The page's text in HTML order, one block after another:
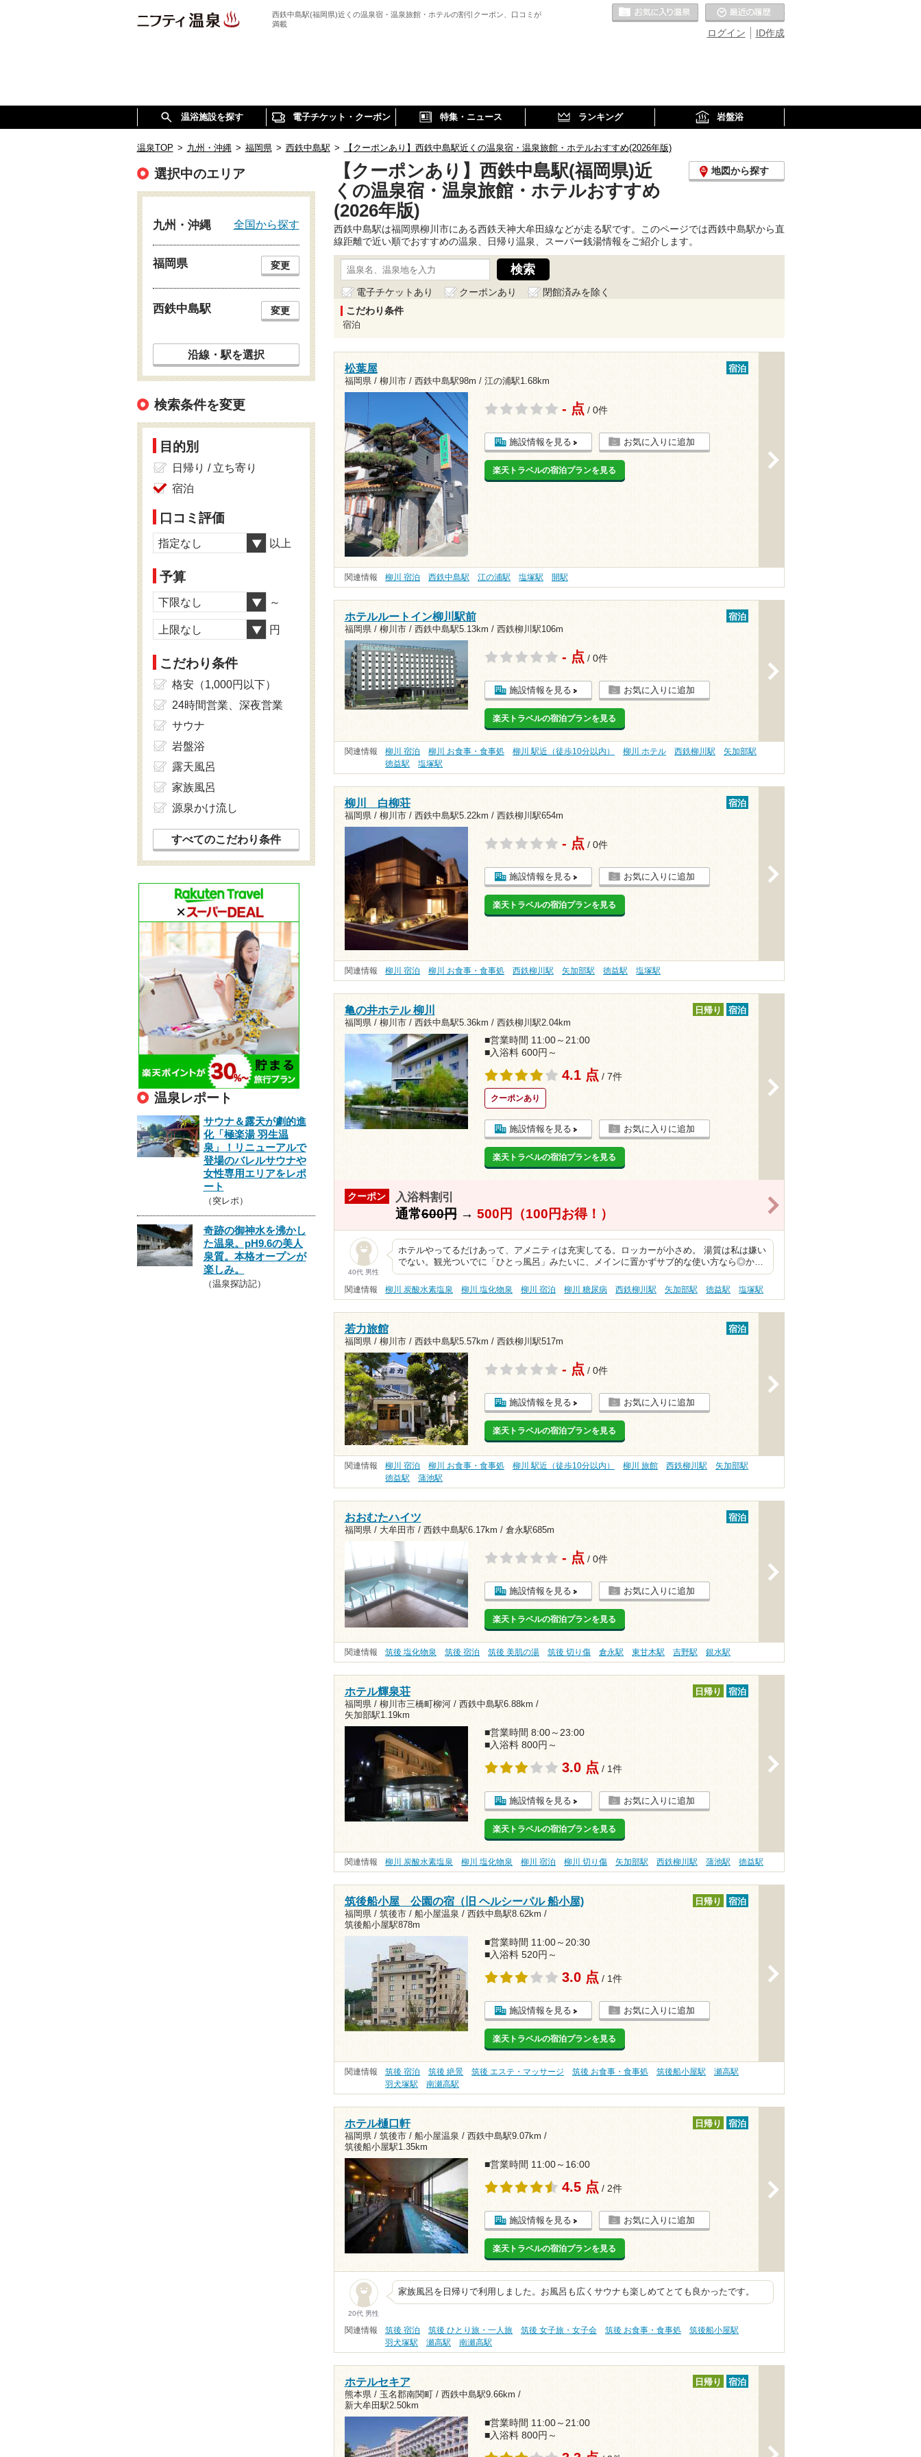
西鉄中島駅(福岡県)近くの温泉宿・温泉旅館・ホテルの割引クーポン、口コミが
満載
ID作成
ログイン
お気に入りの温泉
温浴施設を探す 電子チケット・クーポン 特集・ニュース ランキング 岩盤浴
温泉TOP > 九州・沖縄 > 福岡県 > 西鉄中島駅 > 【クーポンあり】西鉄中島駅近くの温泉宿・温泉旅館・ホテルおすすめ(2026年版)
【クーポンあり】西鉄中島駅(福岡県)近
くの温泉宿・温泉旅館・ホテルおすすめ
(2026年版)
地図から探す
西鉄中島駅は福岡県柳川市にある西鉄天神大牟田線などが走る駅です。このページでは西鉄中島駅から直
線距離で近い順でおすすめの温泉、日帰り温泉、スーパー銭湯情報をご紹介します。
電子チケットあり クーポンあり
閉館済みを除く
こだわり条件
宿泊
松葉屋
福岡県 / 柳川市 / 西鉄中島駅98m / 江の浦駅1.68km
宿泊
- 点 / 0件
施設情報を見る お気に入りに追加
楽天トラベルの宿泊プランを見る
関連情報 柳川 宿泊 西鉄中島駅 江の浦駅 塩塚駅 開駅
ホテルルートイン柳川駅前
福岡県 / 柳川市 / 西鉄中島駅5.13km / 西鉄柳川駅106m
宿泊
- 点 / 0件
施設情報を見る お気に入りに追加
楽天トラベルの宿泊プランを見る
関連情報 柳川 宿泊 柳川 お食事・食事処 柳川 駅近（徒歩10分以内） 柳川 ホテル 西鉄柳川駅
矢加部駅
徳益駅
塩塚駅
柳川 白柳荘
福岡県 / 柳川市 / 西鉄中島駅5.22km / 西鉄柳川駅654m
宿泊
- 点 / 0件
施設情報を見る お気に入りに追加
楽天トラベルの宿泊プランを見る
関連情報 柳川 宿泊 柳川 お食事・食事処 西鉄柳川駅 矢加部駅 徳益駅 塩塚駅
亀の井ホテル 柳川
福岡県 / 柳川市 / 西鉄中島駅5.36km / 西鉄柳川駅2.04km
日帰り 宿泊
■営業時間 11:00～21:00
■入浴料 600円～
4.1 点 / 7件
クーポンあり
施設情報を見る お気に入りに追加
楽天トラベルの宿泊プランを見る
クーポン 入浴料割引
通常600円→ 500円（100円お得！）
40代 男性
ホテルやってるだけあって、アメニティは充実してる。ロッカーが小さめ。 湯質は私は嫌い
でない。観光ついでに「ひとっ風呂」みたいに、メインに置かずサブ的な使い方なら◎か…
関連情報 柳川 炭酸水素塩泉 柳川 塩化物泉 柳川 宿泊 柳川 糖尿病 西鉄柳川駅 矢加部駅 徳益駅 塩塚駅
若力旅館
福岡県 / 柳川市 / 西鉄中島駅5.57km / 西鉄柳川駅517m
宿泊
- 点 / 0件
施設情報を見る お気に入りに追加
楽天トラベルの宿泊プランを見る
関連情報 柳川 宿泊 柳川 お食事・食事処 柳川 駅近（徒歩10分以内） 柳川 旅館 西鉄柳川駅
矢加部駅
徳益駅
蒲池駅
おおむたハイツ
福岡県 / 大牟田市 / 西鉄中島駅6.17km / 倉永駅685m
宿泊
- 点 / 0件
施設情報を見る お気に入りに追加
楽天トラベルの宿泊プランを見る
関連情報 筑後 塩化物泉 筑後 宿泊 筑後 美肌の湯 筑後 切り傷 倉永駅 東甘木駅 吉野駅 銀水駅
ホテル輝泉荘
福岡県 / 柳川市三橋町柳河 / 西鉄中島駅6.88km /
矢加部駅1.19km
日帰り 宿泊
■営業時間 8:00～23:00
■入浴料 800円～
3.0 点 / 1件
施設情報を見る お気に入りに追加
楽天トラベルの宿泊プランを見る
関連情報 柳川 炭酸水素塩泉 柳川 塩化物泉 柳川 宿泊 柳川 切り傷 矢加部駅 西鉄柳川駅 蒲池駅 徳益駅
筑後船小屋 公園の宿（旧 ヘルシーパル 船小屋)
福岡県 / 筑後市 / 船小屋温泉 / 西鉄中島駅8.62km /
筑後船小屋駅878m
日帰り 宿泊
■営業時間 11:00～20:30
■入浴料 520円～
3.0 点 / 1件
施設情報を見る お気に入りに追加
楽天トラベルの宿泊プランを見る
関連情報 筑後 宿泊 筑後 絶景 筑後 エステ・マッサージ 筑後 お食事・食事処 筑後船小屋駅
瀬高駅
羽犬塚駅
南瀬高駅
ホテル樋口軒
福岡県 / 筑後市 / 船小屋温泉 / 西鉄中島駅9.07km /
筑後船小屋駅1.35km
日帰り 宿泊
■営業時間 11:00～16:00
4.5 点 / 2件
施設情報を見る お気に入りに追加
楽天トラベルの宿泊プランを見る
20代 男性
家族風呂を日帰りで利用しました。お風呂も広くサウナも楽しめてとても良かったです。
関連情報 筑後 宿泊 筑後 ひとり旅・一人旅 筑後 女子旅・女子会 筑後 お食事・食事処
筑後船小屋駅
羽犬塚駅
瀬高駅 南瀬高駅
ホテルセキア
熊本県 / 玉名郡南関町 / 西鉄中島駅9.66km /
新大牟田駅2.50km
日帰り 宿泊
■営業時間 11:00～21:00
■入浴料 800円～
選択中のエリア
九州・沖縄 全国から探す
福岡県 変更
西鉄中島駅 変更
沿線・駅を選択
検索条件を変更
目的別
日帰り / 立ち寄り
宿泊
口コミ評価
指定なし 以上
予算
下限なし ～
上限なし 円
こだわり条件
格安（1,000円以下）
24時間営業、深夜営業
サウナ
岩盤浴
露天風呂
家族風呂
源泉かけ流し
すべてのこだわり条件
温泉レポート
サウナ＆露天が劇的進
化「極楽湯 羽生温
泉」！リニューアルで
登場のバレルサウナや
女性専用エリアをレポ
ート
（突レポ）
奇跡の御神水を沸かし
た温泉。pH9.6の美人
泉質。本格オープンが
楽しみ。
（温泉探訪記）